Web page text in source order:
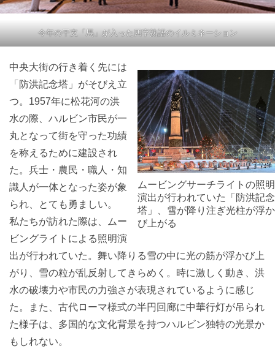
今年の干支「馬」が入った四字熟語のイルミネーション
ムービングサーチライトの照明
演出が行われていた「防洪記念
塔」、雪が降り注ぎ光柱が浮か
び上がる
中央大街の行き着く先には
「防洪記念塔」がそびえ立
つ。1957年に松花河の洪
水の際、ハルビン市民が一
丸となって街を守った功績
を称えるために建設され
た。兵士・農民・職人・知
識人が一体となった姿が象
られ、とても勇ましい。
私たちが訪れた際は、ムー
ビングライトによる照明演
出が行われていた。舞い降りる雪の中に光の筋が浮かび上
がり、雪の粒が乱反射してきらめく。時に激しく動き、洪
水の破壊力や市民の力強さが表現されているように感じ
た。また、古代ローマ様式の半円回廊に中華行灯が吊られ
た様子は、多国的な文化背景を持つハルビン独特の光景か
もしれない。